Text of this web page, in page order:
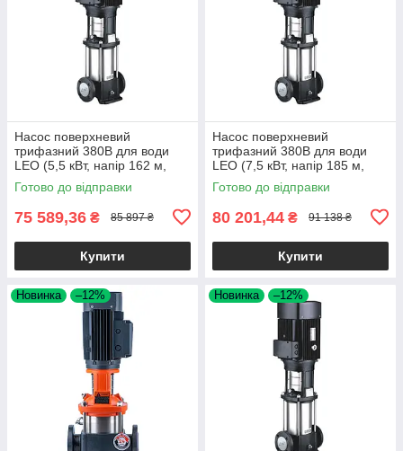
Насос поверхневий
трифазний 380В для води
LEO (5,5 кВт, напір 162 м,
217 л/хв) багатоступеневий
вертикальний для
Готово до відправки
75 589,36 ₴ 85 897 ₴
Купити
Насос поверхневий
трифазний 380В для води
LEO (7,5 кВт, напір 185 м,
217 л/хв) багатоступеневий
вертикальний для
Готово до відправки
80 201,44 ₴ 91 138 ₴
Купити
Новинка –12% Новинка –12%